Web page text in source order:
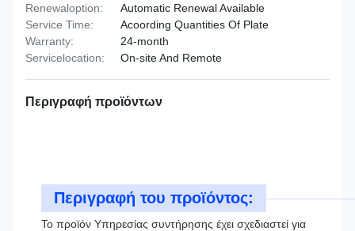
Renewaloption:
Automatic Renewal Available
Service Time:
Acoording Quantities Of Plate
Warranty:
24-month
Servicelocation:
On-site And Remote
Περιγραφή προϊόντων
Περιγραφή του προϊόντος:
Το προϊόν Υπηρεσίας συντήρησης έχει σχεδιαστεί για